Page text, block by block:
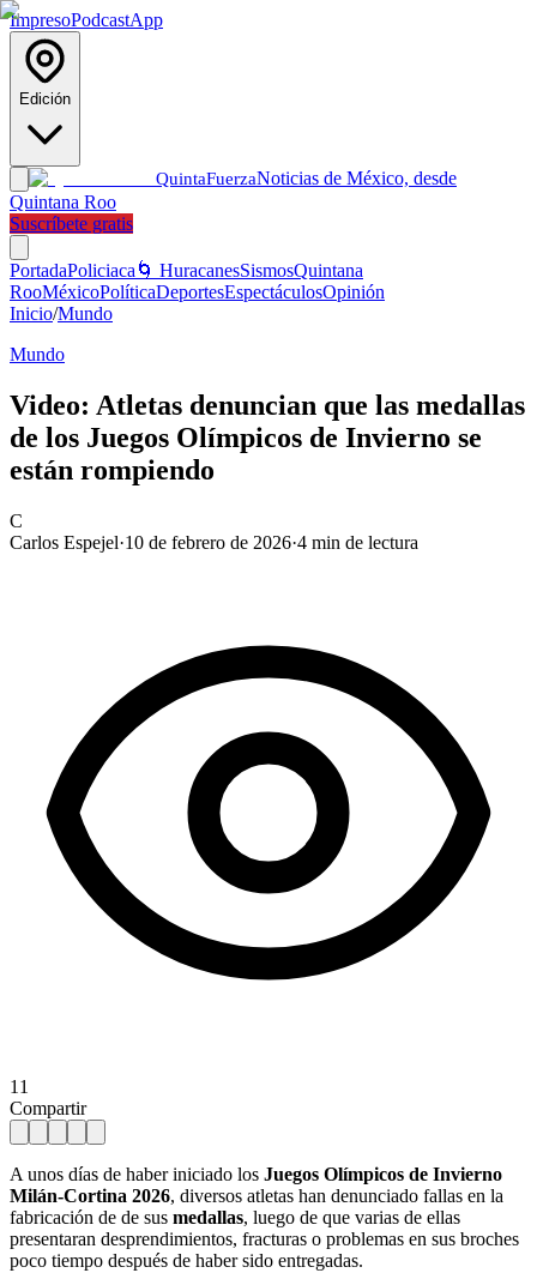
ImpresoPodcastApp
Edición
QuintaFuerzaNoticias de México, desde
Quintana Roo
Suscríbete gratis
PortadaPoliciaca 🌀 HuracanesSismosQuintana
RooMéxicoPolíticaDeportesEspectáculosOpinión
Inicio/Mundo
Mundo
Video: Atletas denuncian que las medallas
de los Juegos Olímpicos de Invierno se
están rompiendo
C
Carlos Espejel·10 de febrero de 2026·4 min de lectura
11
Compartir
A unos días de haber iniciado los Juegos Olímpicos de Invierno
Milán-Cortina 2026, diversos atletas han denunciado fallas en la
fabricación de de sus medallas, luego de que varias de ellas
presentaran desprendimientos, fracturas o problemas en sus broches
poco tiempo después de haber sido entregadas.